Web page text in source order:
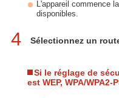
L'appareil commence
disponibles.
4 Sélectionnez un
Si le réglage de
est WEP, WPA/WPA2-